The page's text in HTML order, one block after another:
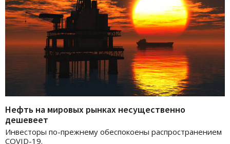
Нефть на мировых рынках несущественно
дешевеет
Инвесторы по-прежнему обеспокоены распространением
COVID-19.